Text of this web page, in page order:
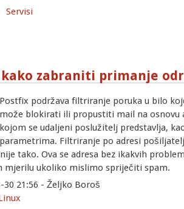
Servisi
zabraniti primanje
Postfix podržava filtriranje poruka u bilo
može blokirati ili propustiti mail na osnovu
kojom se udaljeni poslužitelj predstavlja,
parametrima. Filtriranje po adresi
tako. Ova se adresa bez ikakvih
mjerilu ukoliko mislimo spriječiti spam.
30 21:56 - Željko Boroš